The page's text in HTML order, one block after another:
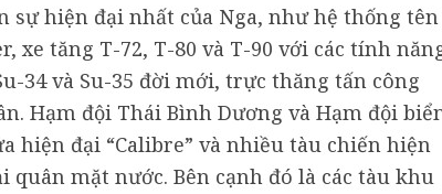
hiện đại nhất của Nga, như hệ thống tên
xe tăng T-72, T-80 và T-90 với các tính
34 và Su-35 đời mới, trực thăng tấn công
Hạm đội Thái Bình Dương và Hạm đội
hiện đại “Calibre” và nhiều tàu chiến hiện
mặt nước. Bên cạnh đó là các tàu khu